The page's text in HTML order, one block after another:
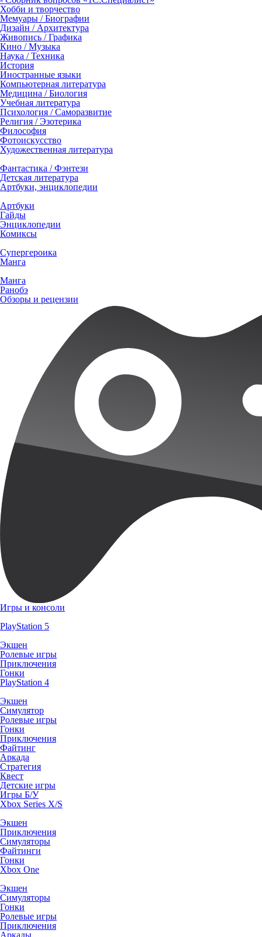
Хобби и творчество
Мемуары / Биографии
Дизайн / Архитектура
Живопись / Графика
Кино / Музыка
Наука / Техника
История
Иностранные языки
Компьютерная литература
Медицина / Биология
Учебная литература
Психология / Саморазвитие
Религия / Эзотерика
Философия
Фотоискусство
Художественная литература
Фантастика / Фэнтези
Детская литература
Артбуки, энциклопедии
Артбуки
Гайды
Энциклопедии
Комиксы
Супергероика
Манга
Манга
Ранобэ
Обзоры и рецензии
Игры и консоли
PlayStation 5
Экшен
Ролевые игры
Приключения
Гонки
PlayStation 4
Экшен
Симулятор
Ролевые игры
Гонки
Приключения
Файтинг
Аркада
Стратегия
Квест
Детские игры
Игры Б/У
Xbox Series X/S
Экшен
Приключения
Симуляторы
Файтинги
Гонки
Xbox One
Экшен
Симуляторы
Гонки
Ролевые игры
Приключения
Аркады